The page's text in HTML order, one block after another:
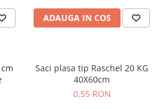
ADAUGA IN COS
Saci plasa tip Raschel 20 KG
40X60cm
0,55 RON